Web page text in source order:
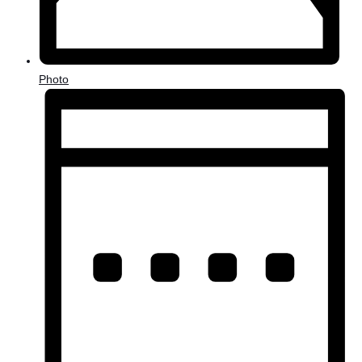
Photo